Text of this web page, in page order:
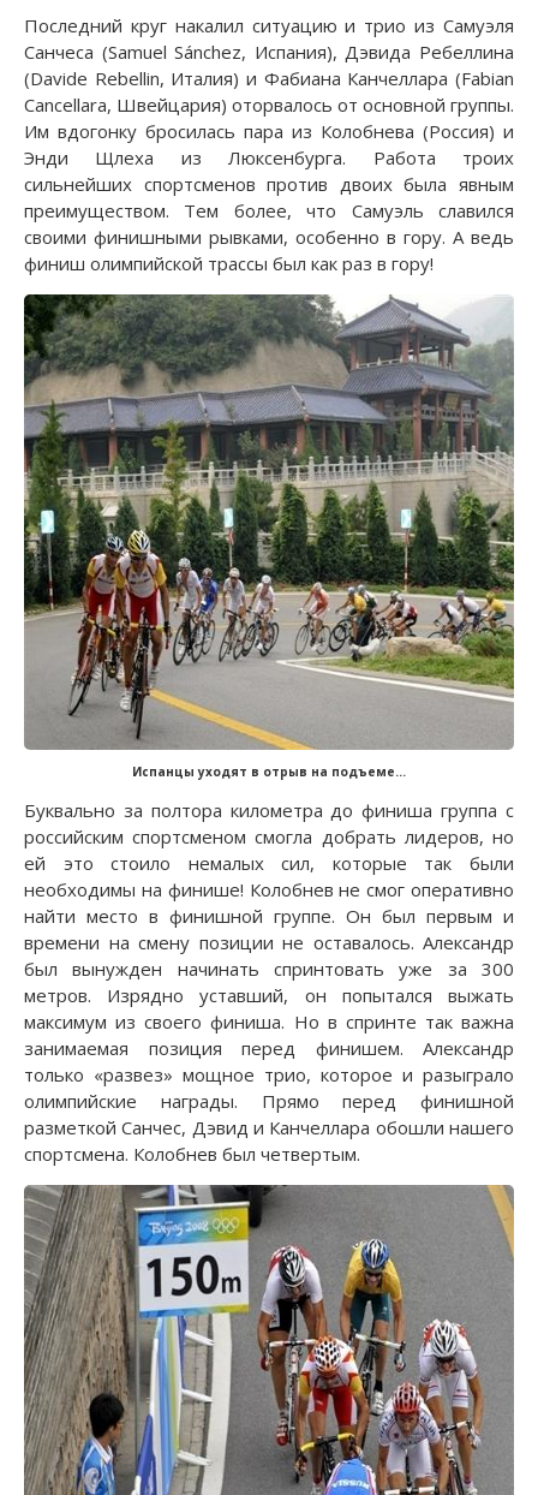
Последний круг накалил ситуацию и трио из Самуэля
Санчеса (Samuel Sánchez, Испания), Дэвида Ребеллина
(Davide Rebellin, Италия) и Фабиана Канчеллара (Fabian
Cancellara, Швейцария) оторвалось от основной группы.
Им вдогонку бросилась пара из Колобнева (Россия) и
Энди Щлеха из Люксенбурга. Работа троих
сильнейших спортсменов против двоих была явным
преимуществом. Тем более, что Самуэль славился
своими финишными рывками, особенно в гору. А ведь
финиш олимпийской трассы был как раз в гору!
Испанцы уходят в отрыв на подъеме...
Буквально за полтора километра до финиша группа с
российским спортсменом смогла добрать лидеров, но
ей это стоило немалых сил, которые так были
необходимы на финише! Колобнев не смог оперативно
найти место в финишной группе. Он был первым и
времени на смену позиции не оставалось. Александр
был вынужден начинать спринтовать уже за 300
метров. Изрядно уставший, он попытался выжать
максимум из своего финиша. Но в спринте так важна
занимаемая позиция перед финишем. Александр
только «развез» мощное трио, которое и разыграло
олимпийские награды. Прямо перед финишной
разметкой Санчес, Дэвид и Канчеллара обошли нашего
спортсмена. Колобнев был четвертым.